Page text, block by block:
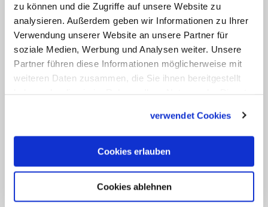
zu können und die Zugriffe auf unsere Website zu
analysieren. Außerdem geben wir Informationen zu Ihrer
Verwendung unserer Website an unsere Partner für
soziale Medien, Werbung und Analysen weiter. Unsere
Partner führen diese Informationen möglicherweise mit
weiteren Daten zusammen, die Sie ihnen bereitgestellt
verwendet Cookies
Cookies erlauben
Cookies ablehnen
Thomas Nißler vollendet die Kirche. Der
Wessobrunner Künstlertrupp mit dem
Augsburger Johann Michael Feichtmayr
an der Spitze schaffen die Stuckaturen
und Altäre, für die Innenausmalung und
Hofmaler Guiseppe Appiani
eingeweiht. 1897 wurde sie von Papst
Leo XIII. zurBasilikaernannt.